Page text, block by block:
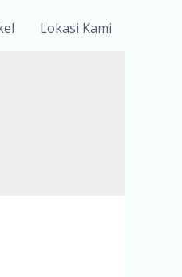
Lokasi Kami